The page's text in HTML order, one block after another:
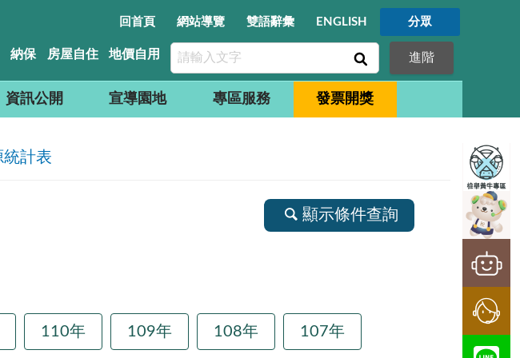
回首頁 網站導覽 雙語辭彙 ENGLISH 分眾
納保 房屋自住 地價自用 進階
資訊公開 宣導園地 專區服務 發票開獎
計表
顯示條件查詢
110年 109年 108年 107年